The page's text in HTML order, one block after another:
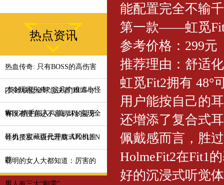
热点资讯
热血传奇: 只有BOSS的高伤害
才令玩家头疼? 这几个难缠小怪
你
[英雄联盟全球总决赛]BLG与
WBG携手闯入八强, LPL实现全
有没有便宜还不容易坏的蓝牙
耳机？宝藏百元开放式耳机推
荐
铨力授权一级代理商 AP2312 N
聪明的女人大都知道：厉害的
男人有三大“刚需”
能配置完全不输
第一款——虹觅
参考价格：299元
推荐理由：舒适
虹觅Fit2拥有 48°
用户能按自己的
还增添了复合式
佩戴感而言，胜
HolmeFit2在Fit1
好的沉浸式听觉